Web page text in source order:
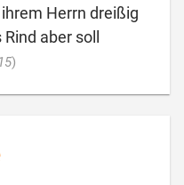
ihrem Herrn dreißig
aber soll
)